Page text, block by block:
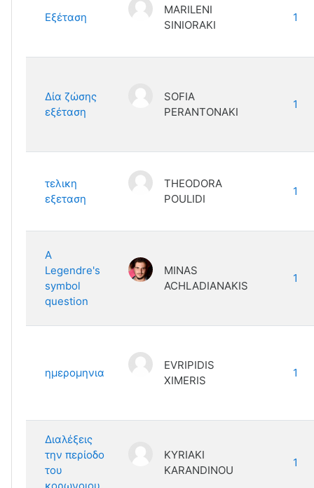
Εξέταση
MARILENI
SINIORAKI
1
Δία ζώσης
εξέταση
SOFIA
PERANTONAKI
1
τελικη
εξεταση
THEODORA
POULIDI
1
Α
Legendre's
symbol
question
MINAS
ACHLADIANAKIS
1
ημερομηνια
EVRIPIDIS
XIMERIS
1
Διαλέξεις
την περίοδο
του
KYRIAKI
KARANDINOU
1